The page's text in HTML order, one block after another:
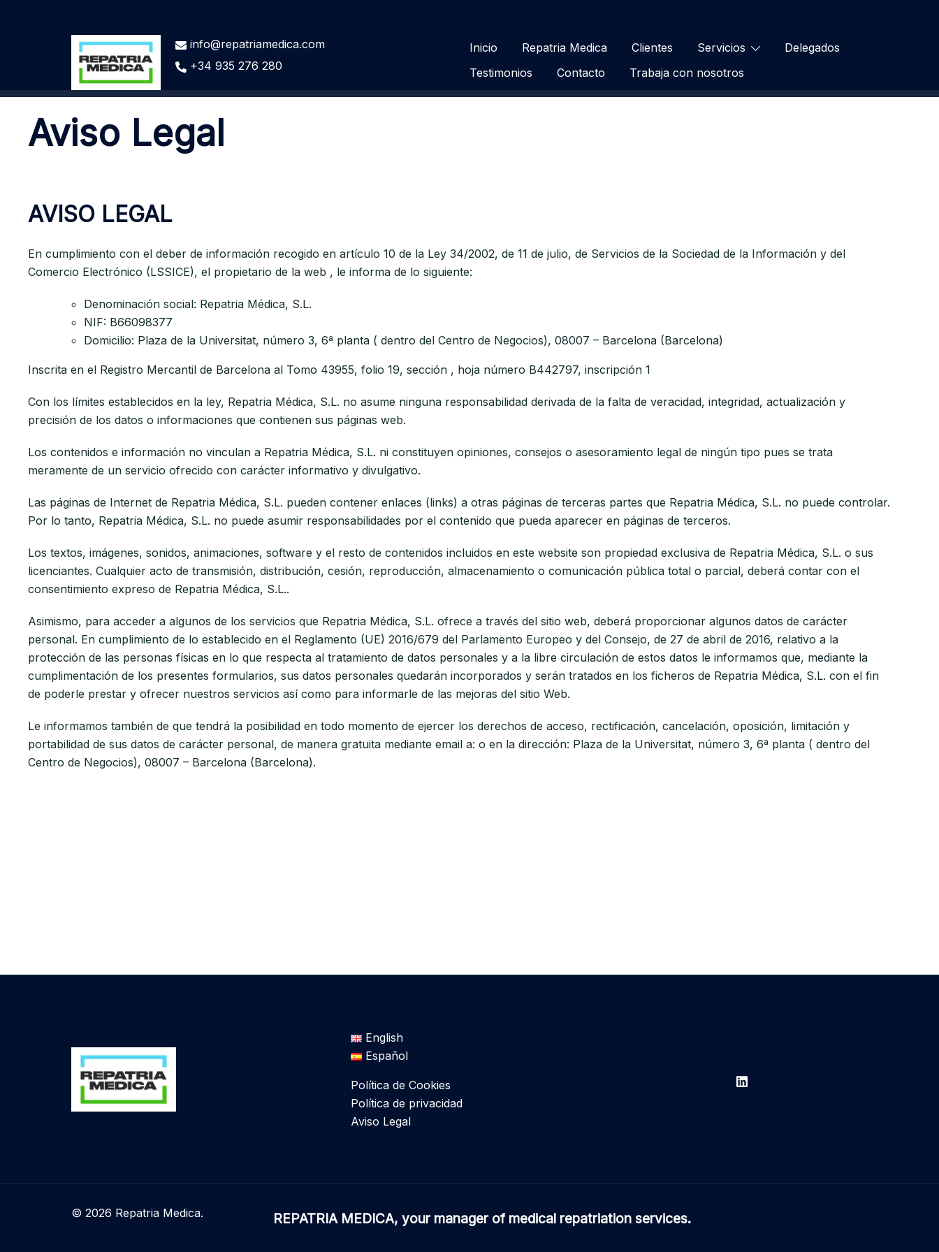
info@repatriamedica.com
+34 935 276 280
Inicio Repatria Medica Clientes Servicios
Delegados
Testimonios
Contacto Trabaja con nosotros
Aviso Legal
AVISO LEGAL
En cumplimiento con el deber de información recogido en artículo 10 de la Ley 34/2002, de 11 de julio, de Servicios de la Sociedad de la Información y del
Comercio Electrónico (LSSICE), el propietario de la web , le informa de lo siguiente:
Denominación social: Repatria Médica, S.L.
NIF: B66098377
Domicilio: Plaza de la Universitat, número 3, 6ª planta ( dentro del Centro de Negocios), 08007 – Barcelona (Barcelona)
Inscrita en el Registro Mercantil de Barcelona al Tomo 43955, folio 19, sección , hoja número B442797, inscripción 1
Con los límites establecidos en la ley, Repatria Médica, S.L. no asume ninguna responsabilidad derivada de la falta de veracidad, integridad, actualización y
precisión de los datos o informaciones que contienen sus páginas web.
Los contenidos e información no vinculan a Repatria Médica, S.L. ni constituyen opiniones, consejos o asesoramiento legal de ningún tipo pues se trata
meramente de un servicio ofrecido con carácter informativo y divulgativo.
Las páginas de Internet de Repatria Médica, S.L. pueden contener enlaces (links) a otras páginas de terceras partes que Repatria Médica, S.L. no puede controlar.
Por lo tanto, Repatria Médica, S.L. no puede asumir responsabilidades por el contenido que pueda aparecer en páginas de terceros.
Los textos, imágenes, sonidos, animaciones, software y el resto de contenidos incluidos en este website son propiedad exclusiva de Repatria Médica, S.L. o sus
licenciantes. Cualquier acto de transmisión, distribución, cesión, reproducción, almacenamiento o comunicación pública total o parcial, deberá contar con el
consentimiento expreso de Repatria Médica, S.L..
Asimismo, para acceder a algunos de los servicios que Repatria Médica, S.L. ofrece a través del sitio web, deberá proporcionar algunos datos de carácter
personal. En cumplimiento de lo establecido en el Reglamento (UE) 2016/679 del Parlamento Europeo y del Consejo, de 27 de abril de 2016, relativo a la
protección de las personas físicas en lo que respecta al tratamiento de datos personales y a la libre circulación de estos datos le informamos que, mediante la
cumplimentación de los presentes formularios, sus datos personales quedarán incorporados y serán tratados en los ficheros de Repatria Médica, S.L. con el fin
de poderle prestar y ofrecer nuestros servicios así como para informarle de las mejoras del sitio Web.
Le informamos también de que tendrá la posibilidad en todo momento de ejercer los derechos de acceso, rectificación, cancelación, oposición, limitación y
portabilidad de sus datos de carácter personal, de manera gratuita mediante email a: o en la dirección: Plaza de la Universitat, número 3, 6ª planta ( dentro del
Centro de Negocios), 08007 – Barcelona (Barcelona).
English
Español
Política de Cookies
Política de privacidad
Aviso Legal
© 2026 Repatria Medica. REPATRIA MEDICA, your manager of medical repatriation services.